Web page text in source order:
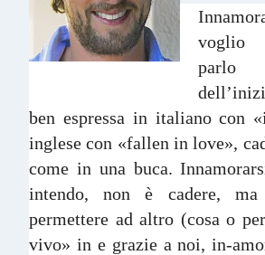
voglio
parlo
ben espressa in italiano con
inglese con «fallen in love»,
come in una buca.
intendo, non è cadere, ma
permettere ad altro (cosa o
vivo» in e grazie a noi, in-